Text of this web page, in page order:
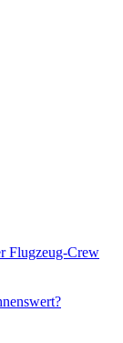
Flugzeug-Crew